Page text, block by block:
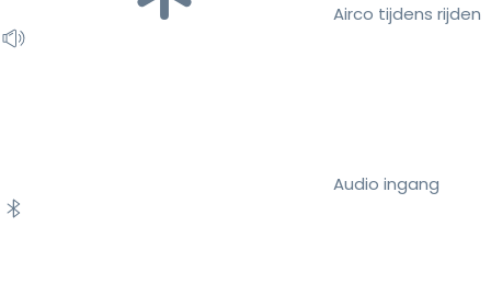
Airco tijdens rijden
Audio ingang